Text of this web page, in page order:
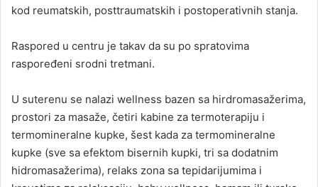
kod reumatskih, posttraumatskih i postoperativnih stanja.
Raspored u centru je takav da su po spratovima
raspoređeni srodni tretmani.
U suterenu se nalazi wellness bazen sa hirdromasažerima,
prostori za masaže, četiri kabine za termoterapiju i
termomineralne kupke, šest kada za termomineralne
kupke (sve sa efektom bisernih kupki, tri sa dodatnim
hidromasažerima), relaks zona sa tepidarijumima i